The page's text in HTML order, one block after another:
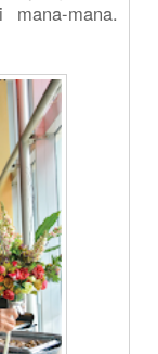
mana.